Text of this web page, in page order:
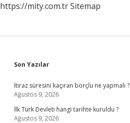
https://mity.com.trSitemap
Sidebar
Son Yazılar
İtiraz süresini kaçıran borçlu ne yapmalı ?
Ağustos 9, 2026
İlk Türk Devleti hangi tarihte kuruldu ?
Ağustos 9, 2026